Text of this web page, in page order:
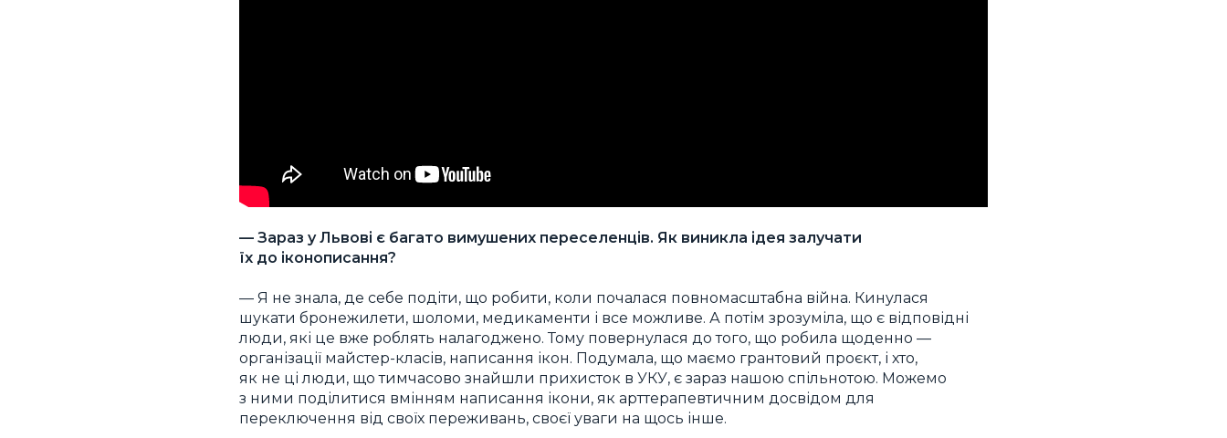
— Зараз у Львові є багато вимушених переселенців. Як виникла ідея залучати
їх до іконописання?
— Я не знала, де себе подіти, що робити, коли почалася повномасштабна війна. Кинулася
шукати бронежилети, шоломи, медикаменти і все можливе. А потім зрозуміла, що є відповідні
люди, які це вже роблять налагоджено. Тому повернулася до того, що робила щоденно —
організації майстер-класів, написання ікон. Подумала, що маємо грантовий проєкт, і хто,
як не ці люди, що тимчасово знайшли прихисток в УКУ, є зараз нашою спільнотою. Можемо
з ними поділитися вмінням написання ікони, як арттерапевтичним досвідом для
переключення від своїх переживань, своєї уваги на щось інше.